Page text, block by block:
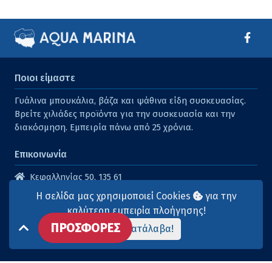
Ποιοι είμαστε
Γυάλινα μπουκάλια, βάζα και ψάθινα είδη συσκευασίας.
Βρείτε χιλιάδες προϊόντα για την συσκευασία και την
διακόσμηση. Εμπειρία πάνω από 25 χρόνια.
Επικοινωνία
Κεφαλληνίας 50, 135 61
Άγιοι Ανάργυροι
210 2614316
210 2615904
info@aqua-marina.gr
ΠΡΟΣΦΟΡΕΣ
Η σελίδα μας χρησιμοποιεί Cookies
για την
καλύτερη εμπειρία πλοήγησης!
Το κατάλαβα!